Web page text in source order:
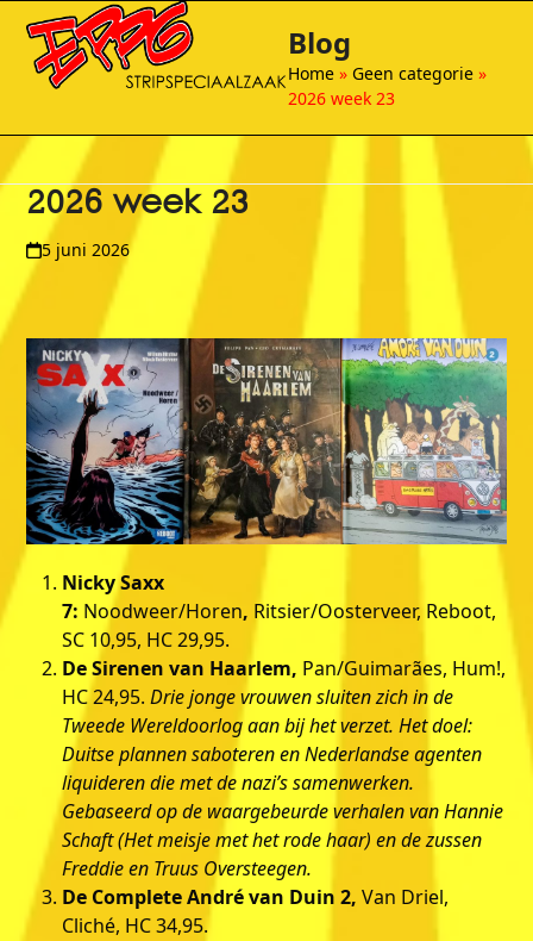
content
Open
mobile
menu
Close
mobile
menu
Blog
Home »Geen categorie »
2026 week 23
2026 week 23
5 juni 2026
Nicky Saxx
7: Noodweer/Horen, Ritsier/Oosterveer, Reboot,
SC 10,95, HC 29,95.
De Sirenen van Haarlem, Pan/Guimarães, Hum!,
HC 24,95.Drie jonge vrouwen sluiten zich in de
Tweede Wereldoorlog aan bij het verzet. Het doel:
Duitse plannen saboteren en Nederlandse agenten
liquideren die met de nazi’s samenwerken.
Gebaseerd op de waargebeurde verhalen van Hannie
Schaft (Het meisje met het rode haar) en de zussen
Freddie en Truus Oversteegen.
De Complete André van Duin 2,Van Driel,
Cliché, HC 34,95.